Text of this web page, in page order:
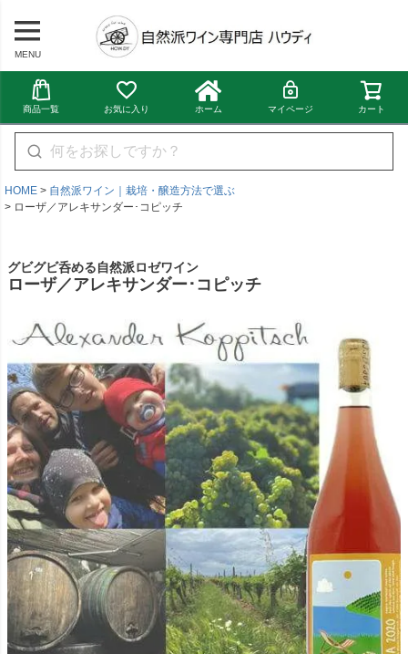
MENU
商品一覧 お気に入り ホーム マイページ カート
HOME
自然派ワイン｜栽培・醸造方法で選ぶ
ローザ／アレキサンダー･コピッチ
グビグビ呑める自然派ロゼワイン
ローザ／アレキサンダー･コピッチ